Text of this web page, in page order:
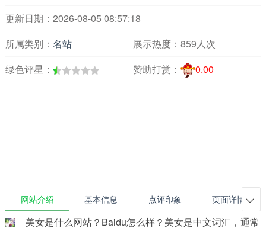
更新日期：2026-08-05 08:57:18
所属类别： 名站 展示热度： 859人次
绿色评星：
赞助打赏： 0.00
网站介绍 基本信息 点评印象 页面详情 
美女是什么网站？Baidu怎么样？美女是中文词汇，通常